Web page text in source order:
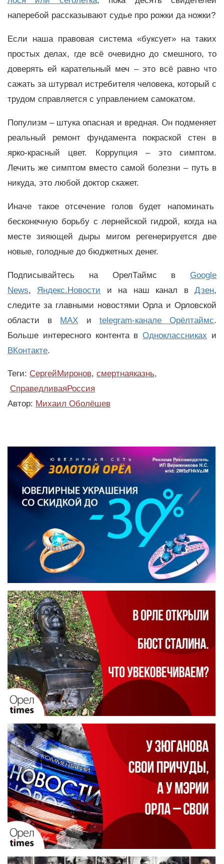
наперебой рассказывают судье про рожки да ножки?
Если наша правовая система «буксует» на таких
простых делах, где всё очевидно до смешного, то
доверять ей карательный меч – это всё равно что
сажать за штурвал истребителя человека, который с
трудом справляется с управлением самокатом.
Популизм – штука опасная и вредная. Он подменяет
реальный ремонт фундамента покраской стен в
ярко-красный цвет. Коррупция – это симптом.
Лечить же симптом вместо самой болезни – путь в
никуда, это любой доктор скажет.
Иначе такое отсечение голов будет напоминать
бесконечную борьбу с лернейской гидрой, когда на
месте зияющей дыры мигом регенерируется две
новые, голодные до бюджетных денег.
Подписывайтесь на ОрелТаймс в Google
News, Яндекс.Новости и на наш канал вДзен,
следите за главными новостями Орла и Орловской
области в MAX и telegram-канале Орёлтаймс.
Больше интересного контента вОдноклассниках и
ВКонтакте.
Теги: СергейМиронов, смертнаяказнь,
СправедливаяРоссия
Автор: Михаил Оболёшев